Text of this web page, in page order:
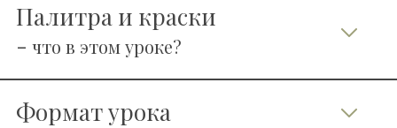
   Палитра и краски
   -
что в этом уроке?
   Формат урока